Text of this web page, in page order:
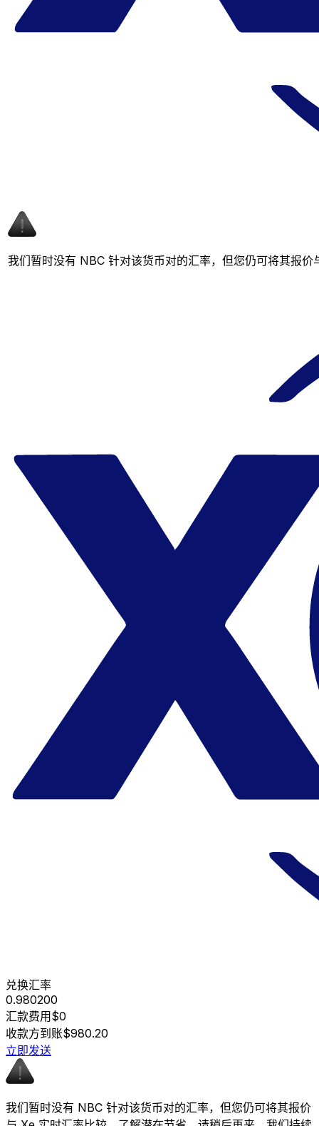
我们暂时没有 NBC 针对该货币对的汇率，但您仍可将其报
兑换汇率
0.980200
汇款费用$0
收款方到账$980.20
立即发送
我们暂时没有 NBC 针对该货币对的汇率，但您仍可将其报价